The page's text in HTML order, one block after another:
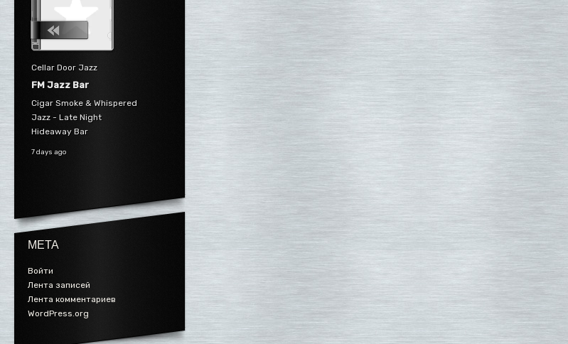
Cellar Door Jazz
FM Jazz Bar
Cigar Smoke & Whispered
Jazz - Late Night
Hideaway Bar
7 days ago
МЕТА
Войти
Лента записей
Лента комментариев
WordPress.org